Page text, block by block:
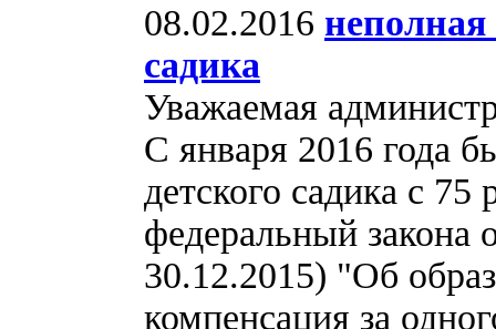
08.02.2016 неполная
садика
Уважаемая
С января 2016 года
детского садика с
федеральный закона
30.12.2015) "Об
компенсация за